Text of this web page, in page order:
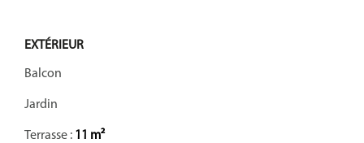
EXTÉRIEUR
Balcon
Jardin
Terrasse : 11 m²